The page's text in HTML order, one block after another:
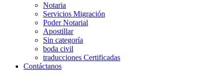
Notaria
Servicios Migración
Poder Notarial
Apostillar
Sin categoría
boda civil
traducciones Certificadas
Contáctanos